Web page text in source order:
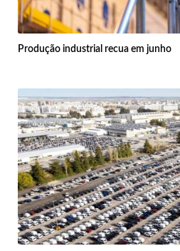
Produção industrial recua em junho